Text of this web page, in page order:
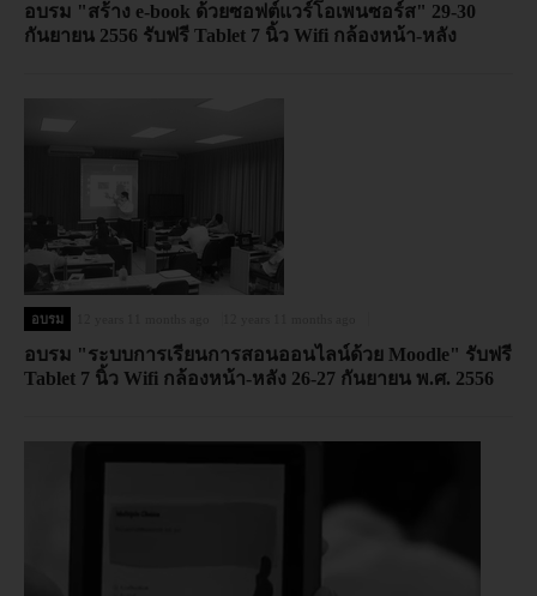
อบรม "สร้าง e-book ด้วยซอฟต์แวร์โอเพนซอร์ส" 29-30
กันยายน 2556 รับฟรี Tablet 7 นิ้ว Wifi กล้องหน้า-หลัง
อบรม
อบรม "ระบบการเรียนการสอนออนไลน์ด้วย Moodle" รับฟรี
Tablet 7 นิ้ว Wifi กล้องหน้า-หลัง 26-27 กันยายน พ.ศ. 2556